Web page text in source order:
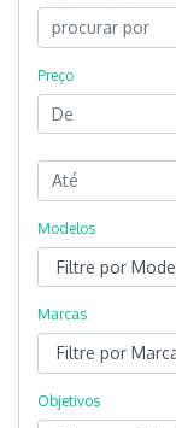
Preço
Modelos
Marcas
Objetivos